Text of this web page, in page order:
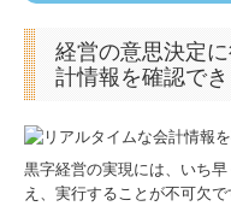
料金について
お問合せ
経営の意思決定
計情報を確認で
黒字経営の実現には、いち
え、実行することが不可欠で